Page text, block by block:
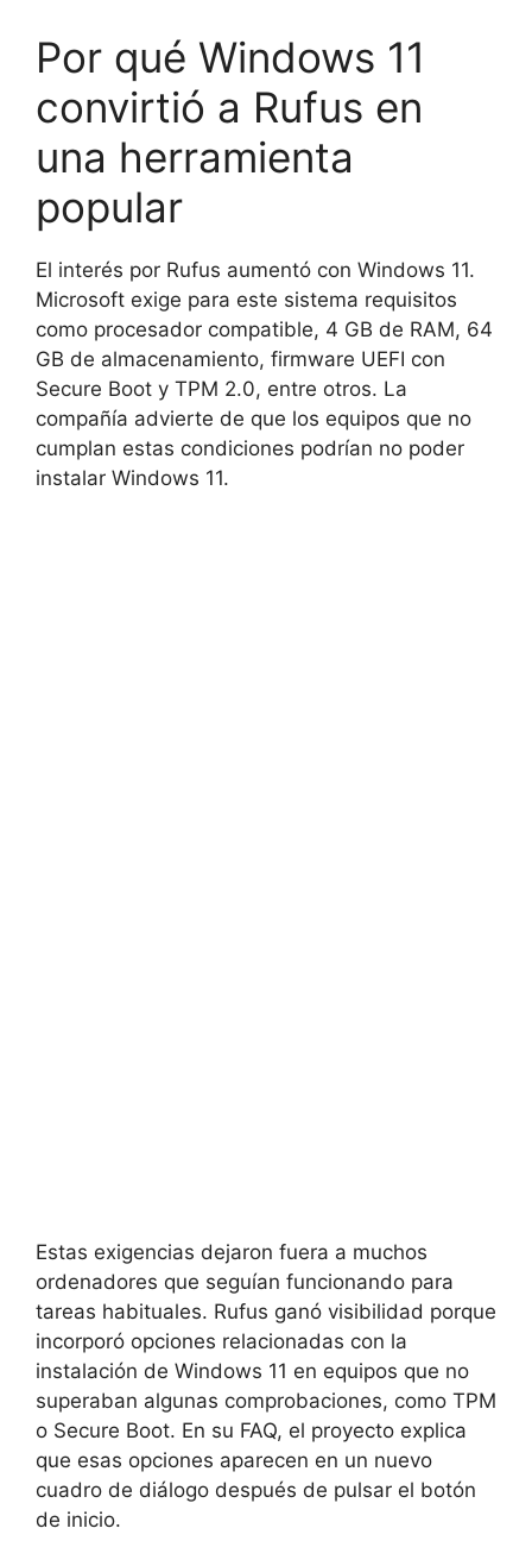
Por qué Windows 11
convirtió a Rufus en
una herramienta
popular
El interés por Rufus aumentó con Windows 11.
Microsoft exige para este sistema requisitos
como procesador compatible, 4 GB de RAM, 64
GB de almacenamiento, firmware UEFI con
Secure Boot y TPM 2.0, entre otros. La
compañía advierte de que los equipos que no
cumplan estas condiciones podrían no poder
instalar Windows 11.
Estas exigencias dejaron fuera a muchos
ordenadores que seguían funcionando para
tareas habituales. Rufus ganó visibilidad porque
incorporó opciones relacionadas con la
instalación de Windows 11 en equipos que no
superaban algunas comprobaciones, como TPM
o Secure Boot. En su FAQ, el proyecto explica
que esas opciones aparecen en un nuevo
cuadro de diálogo después de pulsar el botón
de inicio.